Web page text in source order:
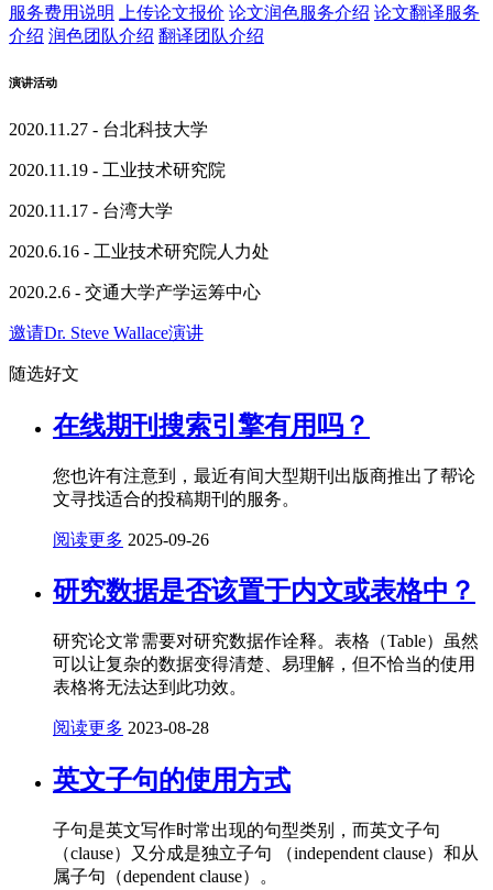
服务费用说明 上传论文报价 论文润色服务介绍 论文翻译服务
介绍 润色团队介绍 翻译团队介绍
演讲活动
2020.11.27 - 台北科技大学
2020.11.19 - 工业技术研究院
2020.11.17 - 台湾大学
2020.6.16 - 工业技术研究院人力处
2020.2.6 - 交通大学产学运筹中心
邀请Dr. Steve Wallace演讲
随选好文
在线期刊搜索引擎有用吗？
您也许有注意到，最近有间大型期刊出版商推出了帮论
文寻找适合的投稿期刊的服务。
阅读更多 2025-09-26
研究数据是否该置于内文或表格中？
研究论文常需要对研究数据作诠释。表格（Table）虽然
可以让复杂的数据变得清楚、易理解，但不恰当的使用
表格将无法达到此功效。
阅读更多 2023-08-28
英文子句的使用方式
子句是英文写作时常出现的句型类别，而英文子句
（clause）又分成是独立子句 （independent clause）和从
属子句（dependent clause）。